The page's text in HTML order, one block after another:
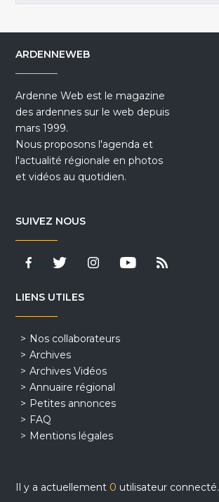
ARDENNEWEB
Ardenne Web est le magazine
des ardennes sur le web depuis
mars 1999.
Nous proposons l'agenda et
l'actualité régionale en photos
et vidéos au quotidien.
SUIVEZ NOUS
LIENS UTILES
Nos collaborateurs
Archives
Archives Vidéos
Annuaire régional
Petites annonces
FAQ
Mentions légales
Il y a actuellement 0 utilisateur connecté.